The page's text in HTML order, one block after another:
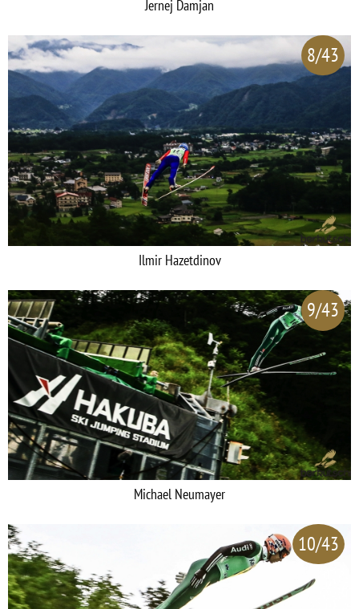
Jernej Damjan
8/43
Ilmir Hazetdinov
9/43
Michael Neumayer
10/43